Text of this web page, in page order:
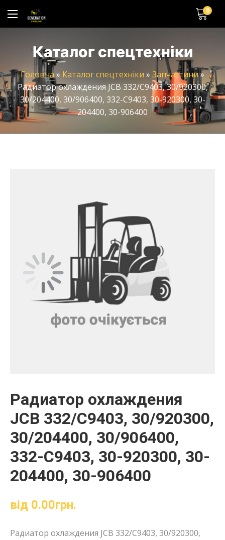
0
Каталог спецтехніки
Головна » Каталог спецтехніки » Запчастини»
Радиатор охлаждения JCB 332/C9403, 30/920300,
30/204400, 30/906400, 332-C9403, 30-920300, 30-
204400, 30-906400
Радиатор охлаждения
JCB 332/C9403, 30/920300,
30/204400, 30/906400,
332-C9403, 30-920300, 30-
204400, 30-906400
від 0.00грн.
Радиатор охлаждения JCB 332/C9403, 30/920300,